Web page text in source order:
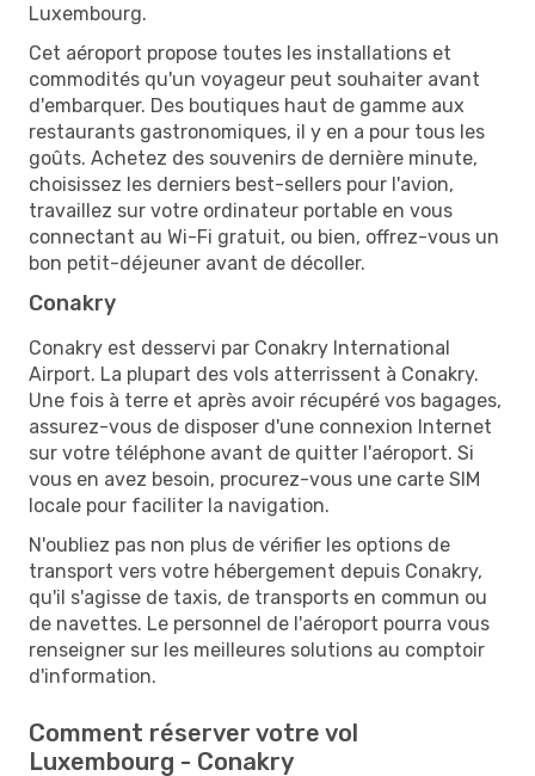
Luxembourg.
Cet aéroport propose toutes les installations et
commodités qu'un voyageur peut souhaiter avant
d'embarquer. Des boutiques haut de gamme aux
restaurants gastronomiques, il y en a pour tous les
goûts. Achetez des souvenirs de dernière minute,
choisissez les derniers best-sellers pour l'avion,
travaillez sur votre ordinateur portable en vous
connectant au Wi-Fi gratuit, ou bien, offrez-vous un
bon petit-déjeuner avant de décoller.
Conakry
Conakry est desservi par Conakry International
Airport. La plupart des vols atterrissent à Conakry.
Une fois à terre et après avoir récupéré vos bagages,
assurez-vous de disposer d'une connexion Internet
sur votre téléphone avant de quitter l'aéroport. Si
vous en avez besoin, procurez-vous une carte SIM
locale pour faciliter la navigation.
N'oubliez pas non plus de vérifier les options de
transport vers votre hébergement depuis Conakry,
qu'il s'agisse de taxis, de transports en commun ou
de navettes. Le personnel de l'aéroport pourra vous
renseigner sur les meilleures solutions au comptoir
d'information.
Comment réserver votre vol
Luxembourg - Conakry